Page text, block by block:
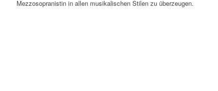
Mezzosopranistin in allen musikalischen Stilen zu überzeugen.